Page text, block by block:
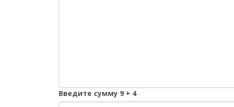
Введите сумму 9 + 4